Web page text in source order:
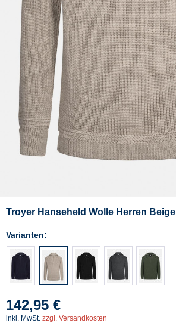
Troyer Hanseheld Wolle Herren Beige
Varianten:
142,95 €
inkl. MwSt. zzgl. Versandkosten